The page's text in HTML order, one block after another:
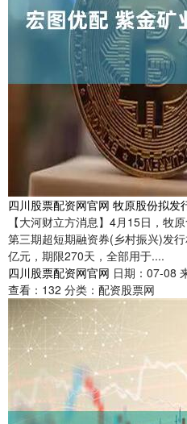
四川股票配资网官网 牧原股份拟发
【大河财立方消息】4月15日，牧
第三期超短期融资券(乡村振兴)发
亿元，期限270天，全部用于....
四川股票配资网官网 日期：07-08
查看： 132 分类： 配资股票网